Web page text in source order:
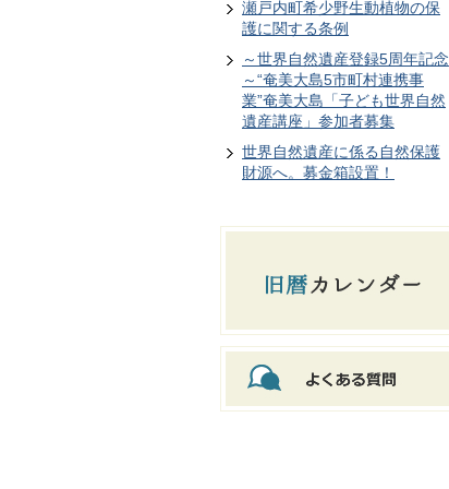
瀬戸内町希少野生動植物の保
護に関する条例
～世界自然遺産登録5周年記念
～“奄美大島5市町村連携事
業”奄美大島「子ども世界自然
遺産講座」参加者募集
世界自然遺産に係る自然保護
財源へ。募金箱設置！